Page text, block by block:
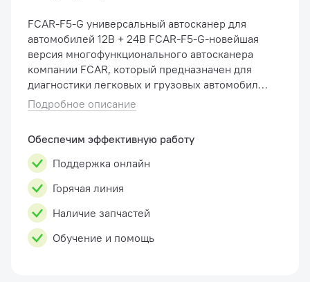
FCAR-F5-G универсальный автосканер для
автомобилей 12В + 24В FCAR-F5-G-новейшая
версия многофункционального автосканера
компании FCAR, который предназначен для
диагностики легковых и грузовых автомобилей
с бензиновыми и дизельными двигателями. F5-
G сконструирован на основе передо...
Подробное описание
Обеспечим эффективную работу
Поддержка онлайн
Горячая линия
Наличие запчастей
Обучение и помощь